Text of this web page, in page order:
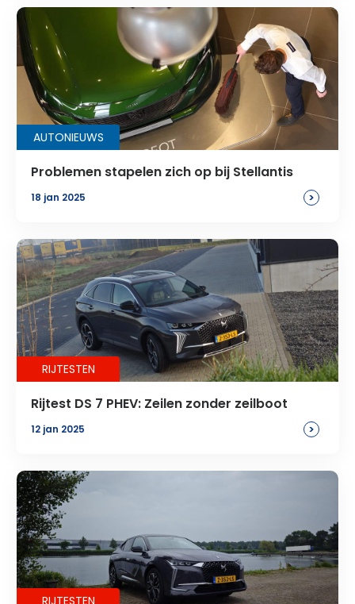
AUTONIEUWS
Problemen stapelen zich op bij Stellantis
18 jan 2025 >
RIJTESTEN
Rijtest DS 7 PHEV: Zeilen zonder zeilboot
12 jan 2025 >
RIJTESTEN